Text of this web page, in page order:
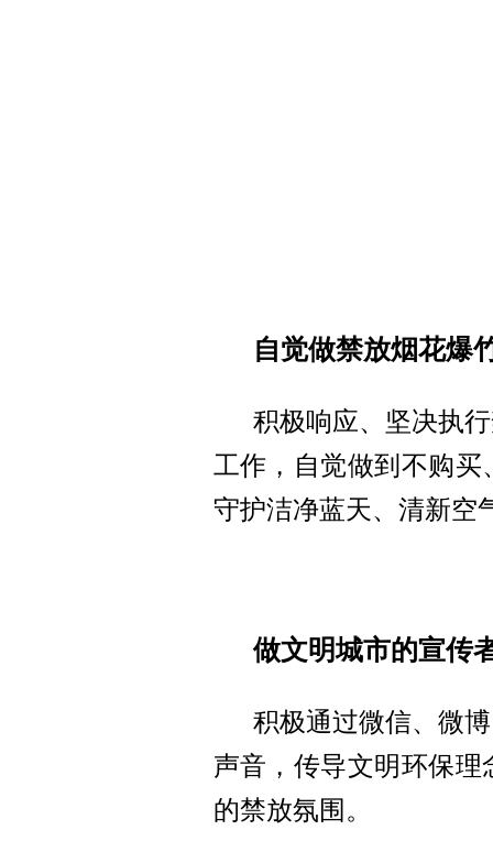
自觉做禁放烟花爆
积极响应、坚决执
工作，自觉做到不购
守护洁净蓝天、清新空
做文明城市的宣传
积极通过微信、微
声音，传导文明环保
的禁放氛围。